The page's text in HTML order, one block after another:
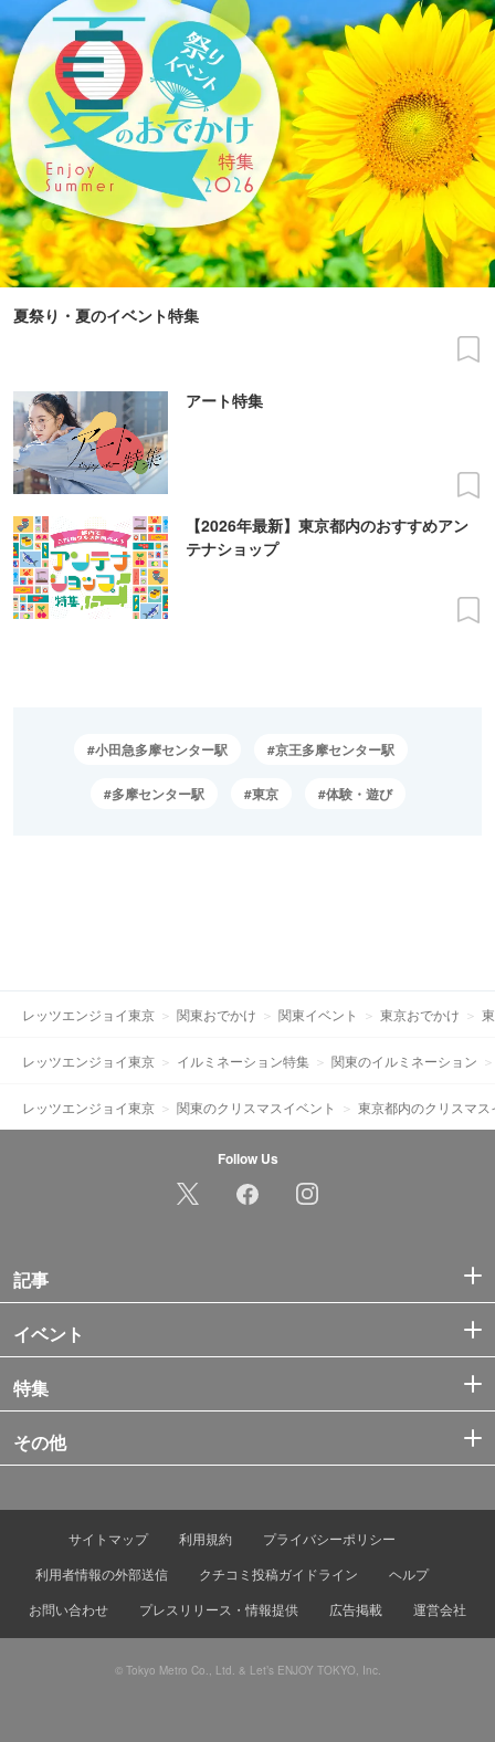
夏祭り・夏のイベント特集
アート特集
【2026年最新】東京都内のおすすめアン
テナショップ
小田急多摩センター駅 京王多摩センター駅
多摩センター駅 東京 体験・遊び
レッツエンジョイ東京 関東おでかけ 関東イベント 東京おでかけ
レッツエンジョイ東京 イルミネーション特集 関東のイルミネーション
レッツエンジョイ東京 関東のクリスマスイベント 東京都内のクリスマス
Follow Us
記事
イベント
特集
その他
サイトマップ 利用規約
プライバシーポリシー
利用者情報の外部送信
クチコミ投稿ガイドライン
ヘルプ
お問い合わせ
プレスリリース・情報提供 広告掲載 運営会社
© Tokyo Metro Co., Ltd. & Let’s ENJOY TOKYO, Inc.